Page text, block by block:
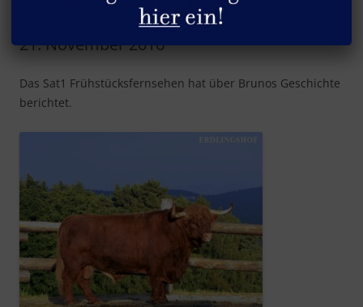
Beitrag im „Sat1 Frühstücksfernsehen“ vom
21. November 2016
Das Sat1 Frühstücksfernsehen hat über Brunos Geschichte
berichtet.